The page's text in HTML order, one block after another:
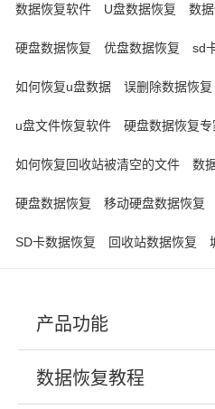
数据恢复软件 U盘数据恢复 数
硬盘数据恢复 优盘数据恢复 sd
如何恢复u盘数据 误删除数据恢复
u盘文件恢复软件 硬盘数据恢复专
如何恢复回收站被清空的文件 数
硬盘数据恢复 移动硬盘数据恢复
SD卡数据恢复 回收站数据恢复
产品功能
数据恢复教程